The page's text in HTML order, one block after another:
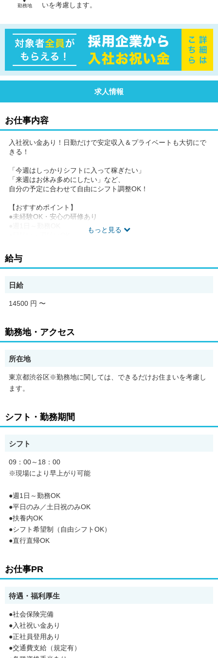
勤務地
いを考慮します。
求人情報
お仕事内容
もっと見る
入社祝い金あり！日勤だけで安定収入＆プライベートも大切にで
きる！
「今週はしっかりシフトに入って稼ぎたい」
「来週はお休み多めにしたい」など、
自分の予定に合わせて自由にシフト調整OK！
【おすすめポイント】
●未経験OK・安心の研修あり
●防寒着貸与あり
●20～50代まで幅広い世代が活躍中
【仕事内容】
シニア層や60代も多く在籍中！
年齢を問わず活躍できる環境で
長く安定して働きたい方にも
道路工事現場などで、歩行者や自転車、
【具体的には】
●車に「ストップ」「どうぞ！」と
合図を出して誘導
●歩行者に「こちらをお通りください」
●工事車両の出入りをサポート など
基本的に屋外でのお仕事のため、
防寒着を全員に貸与しています。
寒い季節でも安心して働けるよう、
【研修について】
基礎から丁寧に学べるので
警備未経験の方も心配いりません。
現場に行っても勤務はチーム体制なので、
わからないことや困ったときも先輩スタッフが
しっかりフォローしてくれます。
アルバイト・パート
日勤で生活リズムを崩さず働きたい方や、
「今週は多めに働きたい」など
自分のペースを大切にしたい方が
多く活躍しています。
未経験から始めたスタッフも多く、
給与
日給
14500 円 〜
勤務地・アクセス
所在地
東京都渋谷区※勤務地に関しては、できるだけお住まいを考慮し
ます。
シフト・勤務期間
シフト
09：00～18：00
※現場により早上がり可能
●週1日～勤務OK
●平日のみ／土日祝のみOK
●扶養内OK
●シフト希望制（自由シフトOK）
●直行直帰OK
お仕事PR
待遇・福利厚生
●社会保険完備
●入社祝い金あり
●正社員登用あり
●交通費支給（規定有）